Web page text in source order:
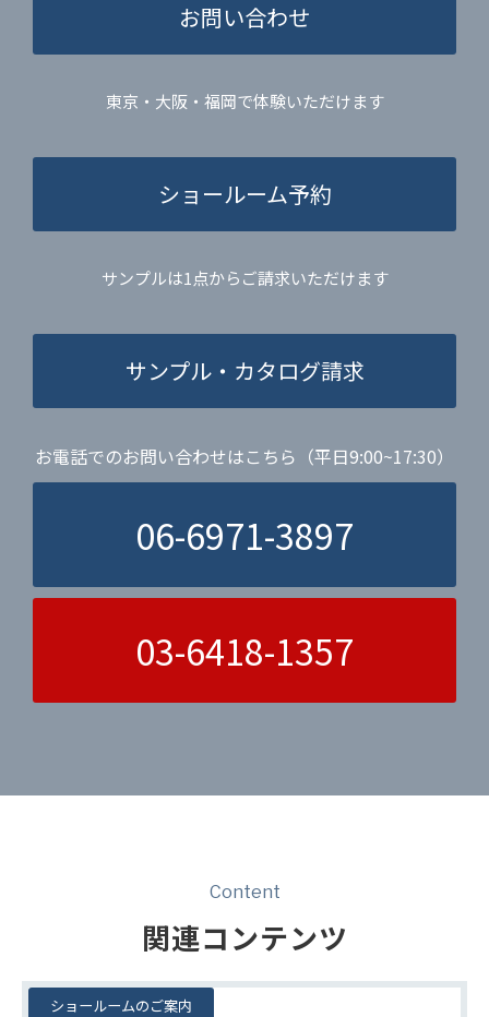
お問い合わせ
東京・大阪・福岡で体験いただけます
ショールーム予約
サンプルは1点からご請求いただけます
サンプル・カタログ請求
お電話でのお問い合わせはこちら（平日9:00~17:30）
06-6971-3897
03-6418-1357
Content
関連コンテンツ
ショールームのご案内